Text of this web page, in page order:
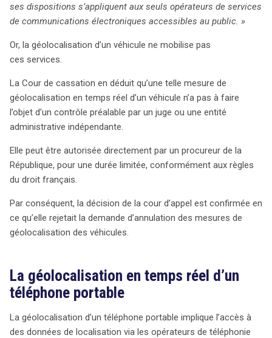
ses dispositions s’appliquent aux seuls opérateurs de services
de communications électroniques accessibles au public. »
Or, la géolocalisation d’un véhicule ne mobilise pas
ces services.
La Cour de cassation en déduit qu’une telle mesure de
géolocalisation en temps réel d’un véhicule n’a pas à faire
l’objet d’un contrôle préalable par un juge ou une entité
administrative indépendante.
Elle peut être autorisée directement par un procureur de la
République, pour une durée limitée, conformément aux règles
du droit français.
Par conséquent, la décision de la cour d’appel est confirmée en
ce qu’elle rejetait la demande d’annulation des mesures de
géolocalisation des véhicules.
La géolocalisation en temps réel d’un
téléphone portable
La géolocalisation d’un téléphone portable implique l’accès à
des données de localisation via les opérateurs de téléphonie